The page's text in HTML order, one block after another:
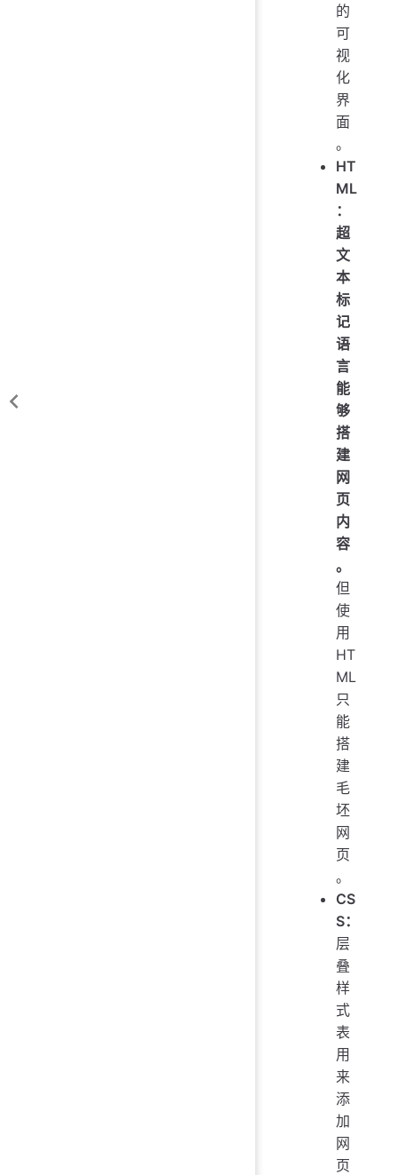
的
可
视
化
界
面
。
HT
ML
：
超
文
本
标
记
语
言
能
够
搭
建
网
页
内
容
。
但
使
用
HT
ML
只
能
搭
建
毛
坯
网
页
。
CS
S：
层
叠
样
式
表
用
来
添
加
网
页